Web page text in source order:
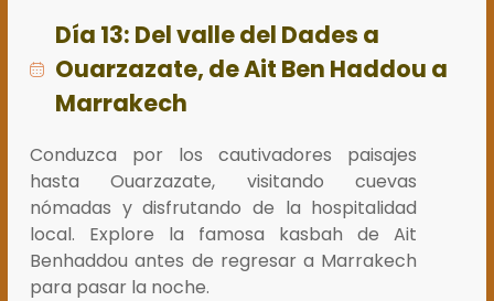
Día 13: Del valle del Dades a
Ouarzazate, de Ait Ben Haddou a
Marrakech
Conduzca por los cautivadores paisajes
hasta Ouarzazate, visitando cuevas
nómadas y disfrutando de la hospitalidad
local. Explore la famosa kasbah de Ait
Benhaddou antes de regresar a Marrakech
para pasar la noche.